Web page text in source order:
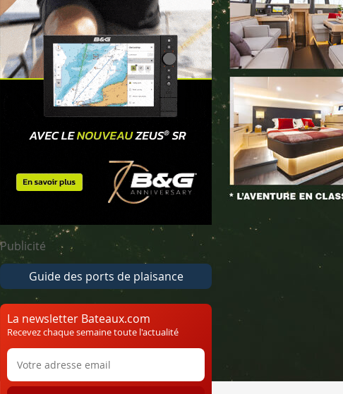
Publicité
Guide des ports de plaisance
La newsletter Bateaux.com
Recevez chaque semaine toute l'actualité